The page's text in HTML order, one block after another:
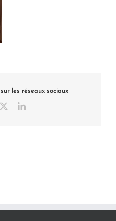
les réseaux sociaux
LinkedIn